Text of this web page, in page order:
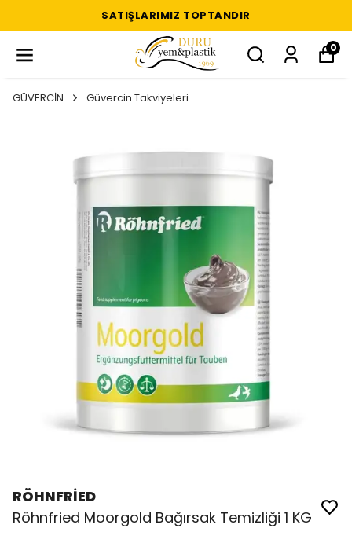
SATIŞLARIMIZ TOPTANDIR
0
GÜVERCİN Güvercin Takviyeleri
RÖHNFRİED
Röhnfried Moorgold Bağırsak Temizliği 1 KG